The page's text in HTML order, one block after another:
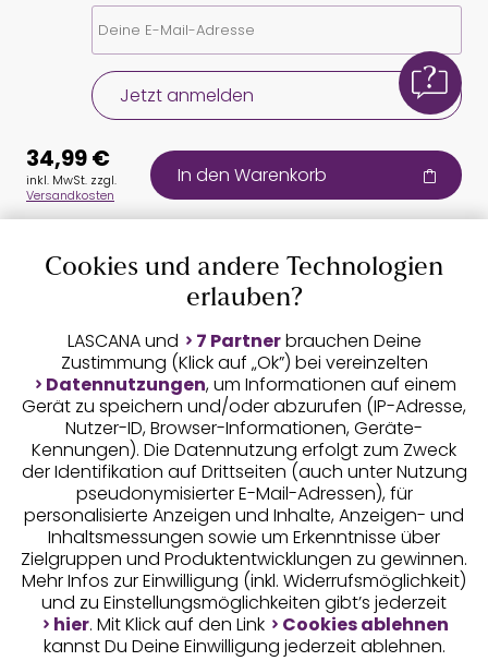
Jetzt anmelden
Auszeichnungen
Geprüfte Sicherheit
Unsere Apps
34,99 €
inkl. MwSt. zzgl.
Versandkosten
In den Warenkorb
Cookies und andere Technologien
erlauben?
LASCANA und 7 Partnerbrauchen Deine
Zustimmung (Klick auf „Ok”) bei vereinzelten
Datennutzungen, um Informationen auf einem
Gerät zu speichern und/oder abzurufen (IP-Adresse,
Nutzer-ID, Browser-Informationen, Geräte-
Kennungen). Die Datennutzung erfolgt zum Zweck
der Identifikation auf Drittseiten (auch unter Nutzung
pseudonymisierter E-Mail-Adressen), für
personalisierte Anzeigen und Inhalte, Anzeigen- und
Inhaltsmessungen sowie um Erkenntnisse über
Zielgruppen und Produktentwicklungen zu gewinnen.
Mehr Infos zur Einwilligung (inkl. Widerrufsmöglichkeit)
und zu Einstellungsmöglichkeiten gibt’s jederzeit
hier. Mit Klick auf den Link
Cookies ablehnen
kannst Du Deine Einwilligung jederzeit ablehnen.